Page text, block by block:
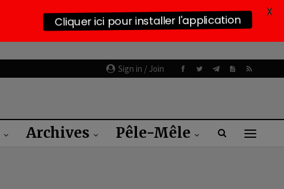
Sign in / Join
Archives Pêle-Mêle
Cliquer ici pour installer l'application X